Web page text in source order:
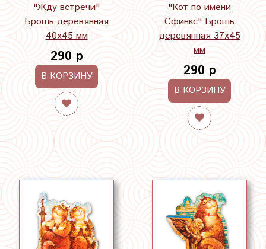
"Жду встречи"
Брошь деревянная
40х45 мм
290 р
В КОРЗИНУ
"Кот по имени
Сфинкс" Брошь
деревянная 37х45
мм
290 р
В КОРЗИНУ